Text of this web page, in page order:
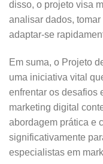
disso, o projeto visa
analisar dados,
adaptar-se
Em suma, o Projeto
uma iniciativa vital
enfrentar os desafios
marketing digital
abordagem prática e
significativamente
especialistas em